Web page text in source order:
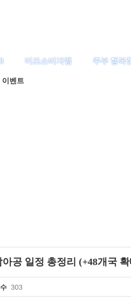
미즈소비자랩 주부 행복
이벤트
공 일정 총정리 (+48개국
303